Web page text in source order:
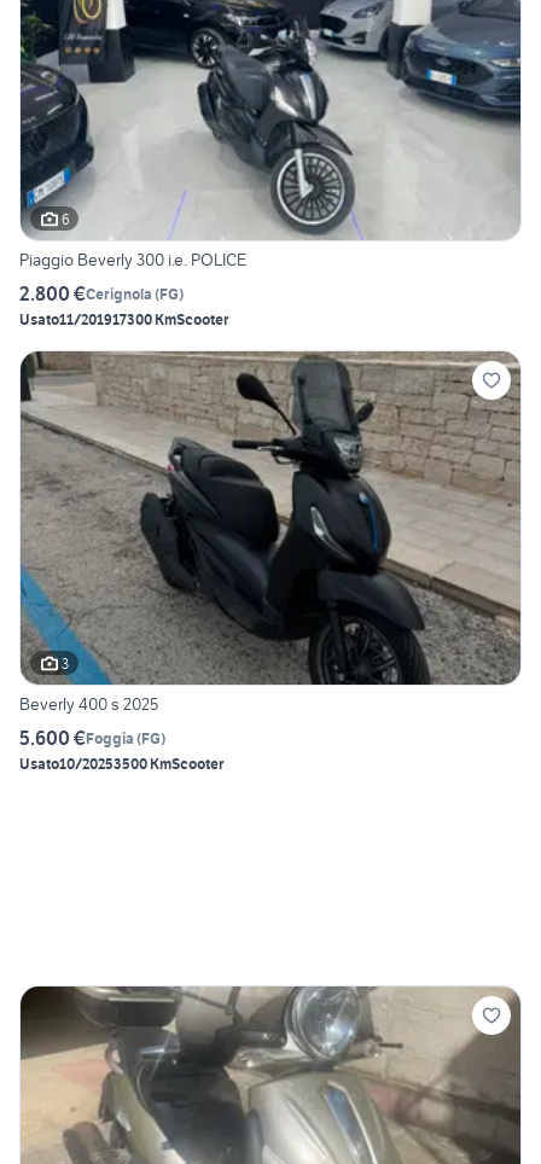
6
Piaggio Beverly 300 i.e. POLICE
2.800 €Cerignola (FG)
Usato11/201917300 KmScooter
3
Beverly 400 s 2025
5.600 €Foggia (FG)
Usato10/20253500 KmScooter